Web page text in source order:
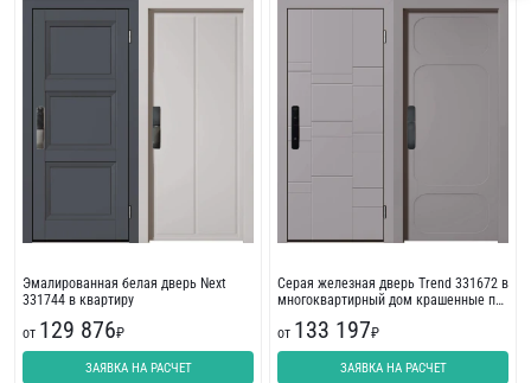
Эмалированная белая дверь Next
331744 в квартиру
от 129 876₽
ЗАЯВКА НА РАСЧЕТ
Серая железная дверь Trend 331672 в
многоквартирный дом крашенные по
от 133 197₽
ЗАЯВКА НА РАСЧЕТ